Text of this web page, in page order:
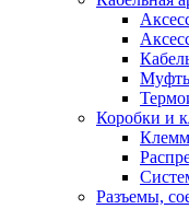
Коробки и
Разъемы,